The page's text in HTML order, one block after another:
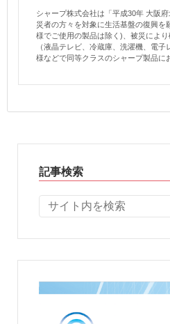
シャープ株式会社は「平成30年 大阪
災者の方々を対象に生活基盤の復興を
様でご使用の製品は除く)、被災によ
（液晶テレビ、冷蔵庫、洗濯機、電
様などで同等クラスのシャープ製品に
記事検索